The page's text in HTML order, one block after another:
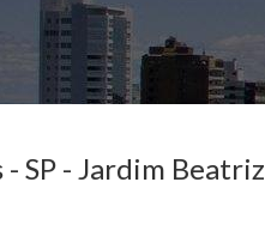
- SP - Jardim Beatriz